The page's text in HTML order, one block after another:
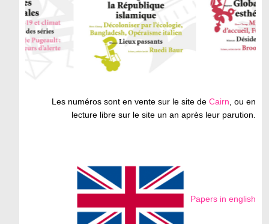
Les numéros sont en vente sur le site deCairn, ou en
lecture libre sur le site un an après leur parution.
Papers in english